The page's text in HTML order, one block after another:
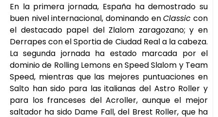
En la primera jornada, España ha demostrado su
buen nivel internacional, dominando enClassic con
el destacado papel del Zlalom zaragozano; y en
Derrapes con el Sportia de Ciudad Real a la cabeza.
La segunda jornada ha estado marcada por el
dominio de Rolling Lemons en Speed Slalom y Team
Speed, mientras que las mejores puntuaciones en
Salto han sido para las italianas del Astro Roller y
para los franceses del Acroller, aunque el mejor
saltador ha sido Dame Fall, del Brest Roller, que ha